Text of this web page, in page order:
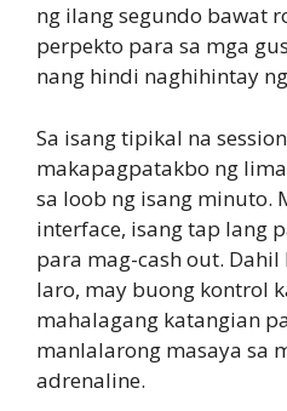
ng ilang segundo bawat
perpekto para sa mga
nang hindi naghihintay
Sa isang tipikal na
makapagpatakbo ng
sa loob ng isang minuto.
interface, isang tap lang
para mag-cash out.
laro, may buong kontrol
mahalagang katangian
manlalarong masaya sa
adrenaline.